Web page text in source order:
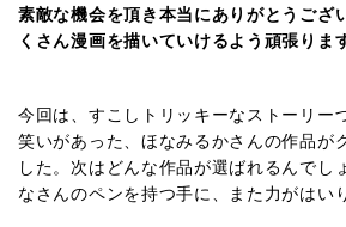
素敵な機会を頂き本当にありがとうござ
くさん漫画を描いていけるよう頑張ります
今回は、すこしトリッキーなストーリー
笑いがあった、ほなみるかさんの作品が
した。次はどんな作品が選ばれるんでし
なさんのペンを持つ手に、また力がはい